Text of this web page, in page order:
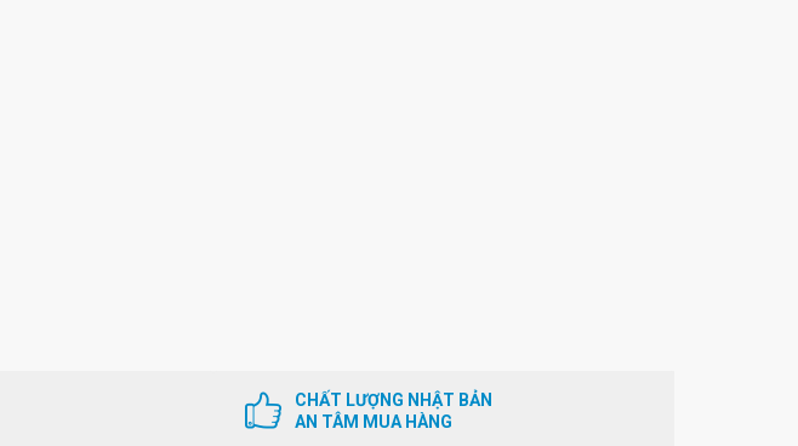
CHẤT LƯỢNG NHẬT BẢN
AN TÂM MUA HÀNG